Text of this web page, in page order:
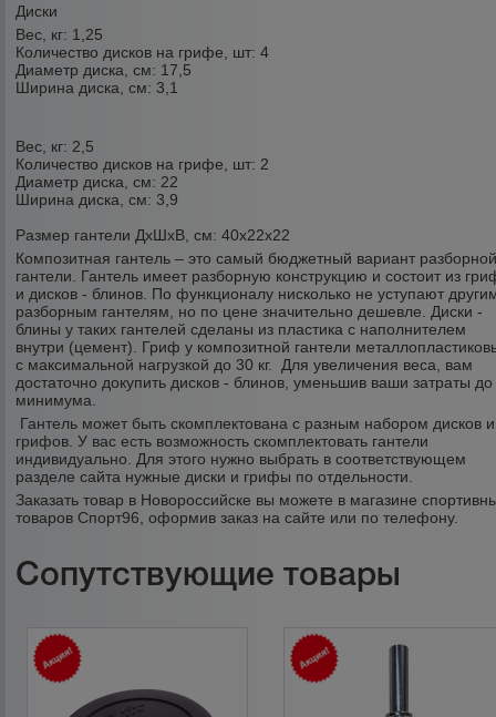
Диски
Вес, кг: 1,25
Количество дисков на грифе, шт: 4
Диаметр диска, см: 17,5
Ширина диска, см: 3,1
Вес, кг: 2,5
Количество дисков на грифе, шт: 2
Диаметр диска, см: 22
Ширина диска, см: 3,9
Размер гантели ДхШхВ, см: 40х22х22
Композитная гантель – это самый бюджетный вариант
гантели. Гантель имеет разборную конструкцию и соcтоит из
и дисков - блинов. По функционалу нисколько не уступают
разборным гантелям, но по цене значительно дешевле. Диски -
блины у таких гантелей сделаны из пластика с наполнителем
внутри (цемент). Гриф у композитной гантели
с максимальной нагрузкой до 30 кг. Для увеличения веса, вам
достаточно докупить дисков - блинов, уменьшив ваши затраты до
минимума.
Гантель может быть скомплектована с разным набором дисков и
грифов. У вас есть возможность скомплектовать гантели
индивидуально. Для этого нужно выбрать в соответствующем
разделе сайта нужные диски и грифы по отдельности.
Заказать товар в Новороссийске вы можете в магазине
товаров Спорт96, оформив заказ на сайте или по телефону.
Сопутствующие товары